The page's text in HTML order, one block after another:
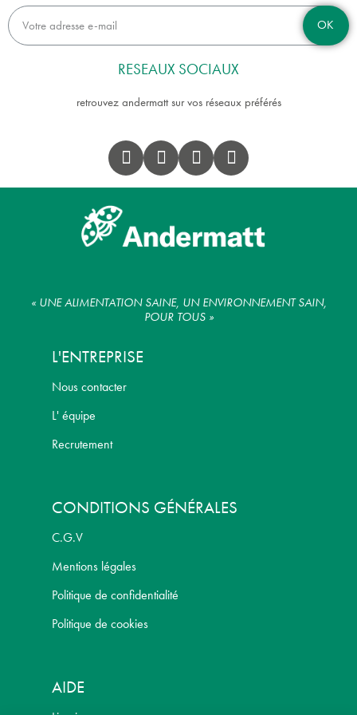
OK
RESEAUX SOCIAUX
retrouvez andermatt sur vos réseaux préférés
« UNE ALIMENTATION SAINE, UN ENVIRONNEMENT SAIN,
POUR TOUS »
L'ENTREPRISE
Nous contacter
L' équipe
Recrutement
CONDITIONS GÉNÉRALES
C.G.V
Mentions légales
Politique de confidentialité
Politique de cookies
AIDE